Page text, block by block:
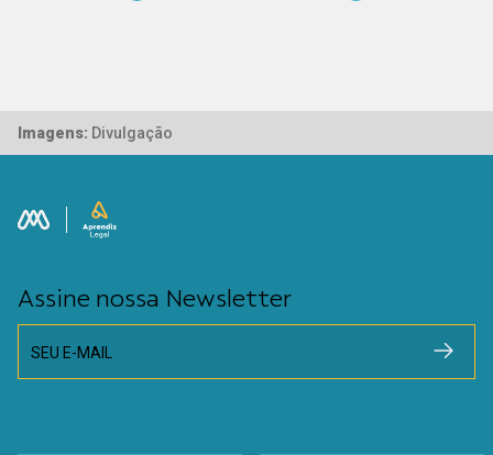
Imagens: Divulgação
Assine nossa Newsletter
SEU E-MAIL